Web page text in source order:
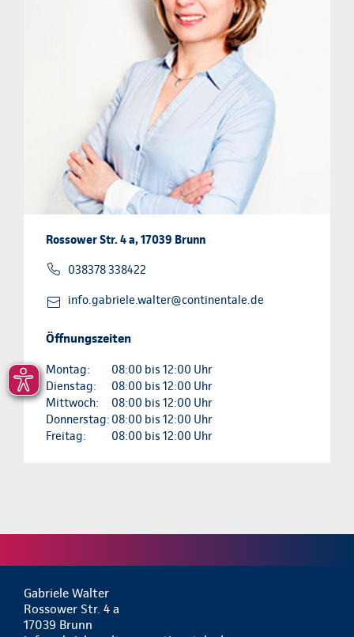
Rossower Str. 4 a, 17039 Brunn
038378 338422
info.gabriele.walter@continentale.de
Öffnungszeiten
Montag:
08:00 bis 12:00 Uhr
Dienstag:
08:00 bis 12:00 Uhr
Mittwoch:
08:00 bis 12:00 Uhr
Donnerstag: 08:00 bis 12:00 Uhr
Freitag:
08:00 bis 12:00 Uhr
Gabriele Walter
Rossower Str. 4 a
17039 Brunn